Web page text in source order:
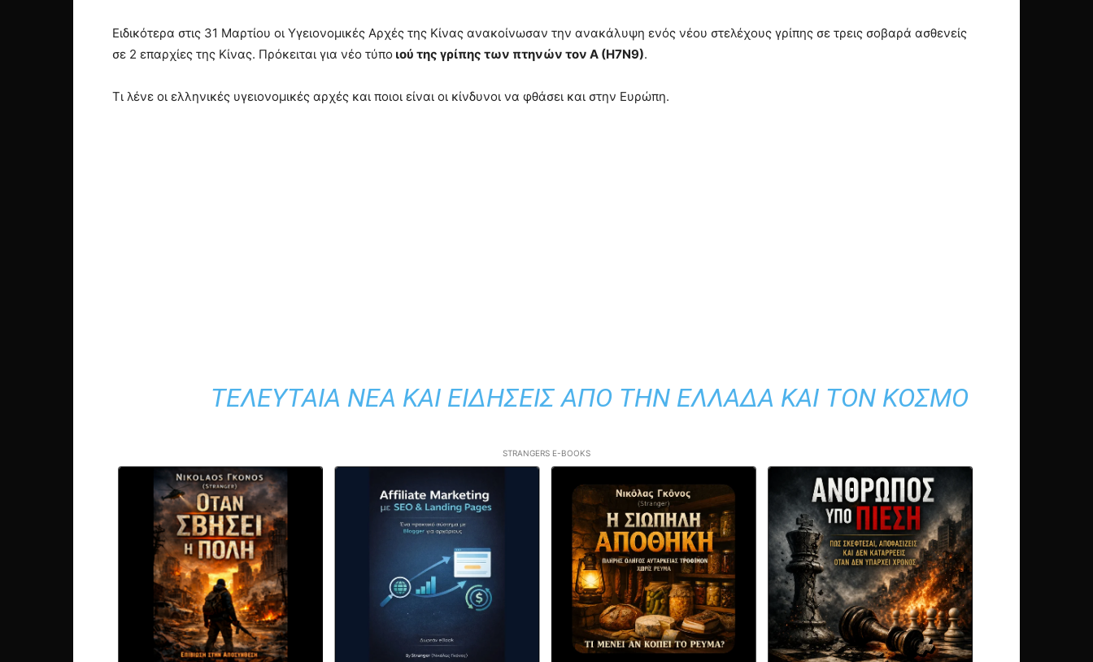
Ειδικότερα στις 31 Μαρτίου οι Υγειονομικές Αρχές της Κίνας ανακοίνωσαν την ανακάλυψη ενός νέου στελέχους γρίπης σε τρεις σοβαρά ασθενείς
σε 2 επαρχίες της Κίνας. Πρόκειται για νέο τύπο ιού της γρίπης των πτηνών τον Α (Η7Ν9).
Τι λένε οι ελληνικές υγειονομικές αρχές και ποιοι είναι οι κίνδυνοι να φθάσει και στην Ευρώπη.
ΤΕΛΕΥΤΑΊΑ ΝΈΑ ΚΑΙ ΕΙΔΉΣΕΙΣ ΑΠΌ ΤΗΝ ΕΛΛΆΔΑ ΚΑΙ ΤΟΝ ΚΌΣΜΟ
STRANGERS E-BOOKS